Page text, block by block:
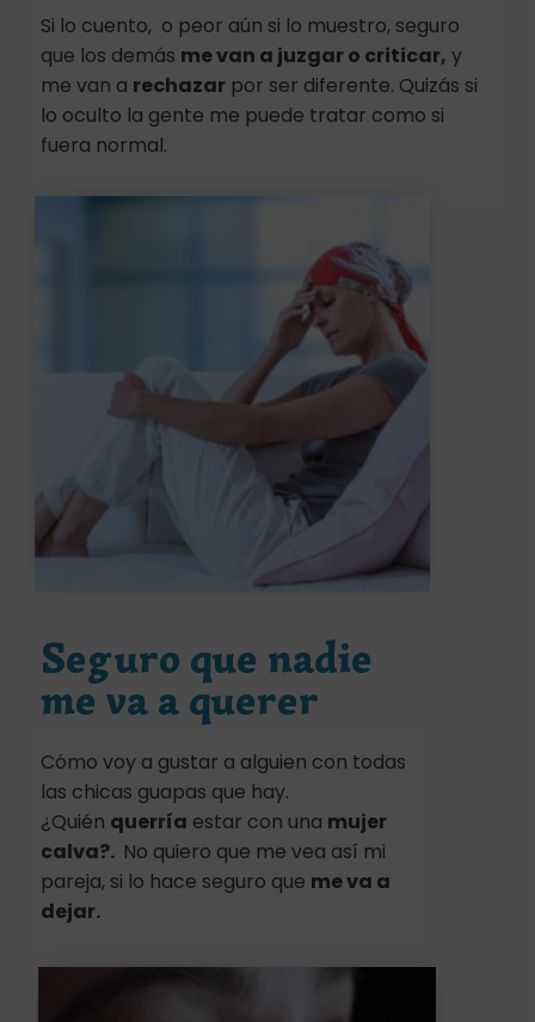
Si lo cuento, o peor aún si lo muestro, seguro
que los demás me van a juzgar o criticar, y
me van a rechazar por ser diferente. Quizás si
lo oculto la gente me puede tratar como si
fuera normal.
Seguro que nadie
me va a querer
Cómo voy a gustar a alguien con todas
las chicas guapas que hay.
¿Quién querría estar con una mujer
calva?. No quiero que me vea así mi
pareja, si lo hace seguro que me va a
dejar.